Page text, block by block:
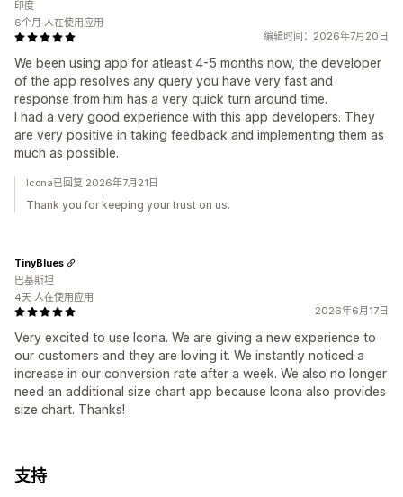
编辑时间：2026年7月20日
We been using app for atleast 4-5 months now, the developer
of the app resolves any query you have very fast and
response from him has a very quick turn around time.
I had a very good experience with this app developers. They
are very positive in taking feedback and implementing them as
much as possible.
印度
6个月 人在使用应用
Icona已回复 2026年7月21日
Thank you for keeping your trust on us.
2026年6月17日
Very excited to use Icona. We are giving a new experience to
our customers and they are loving it. We instantly noticed a
increase in our conversion rate after a week. We also no longer
need an additional size chart app because Icona also provides
size chart. Thanks!
TinyBlues
巴基斯坦
4天 人在使用应用
支持